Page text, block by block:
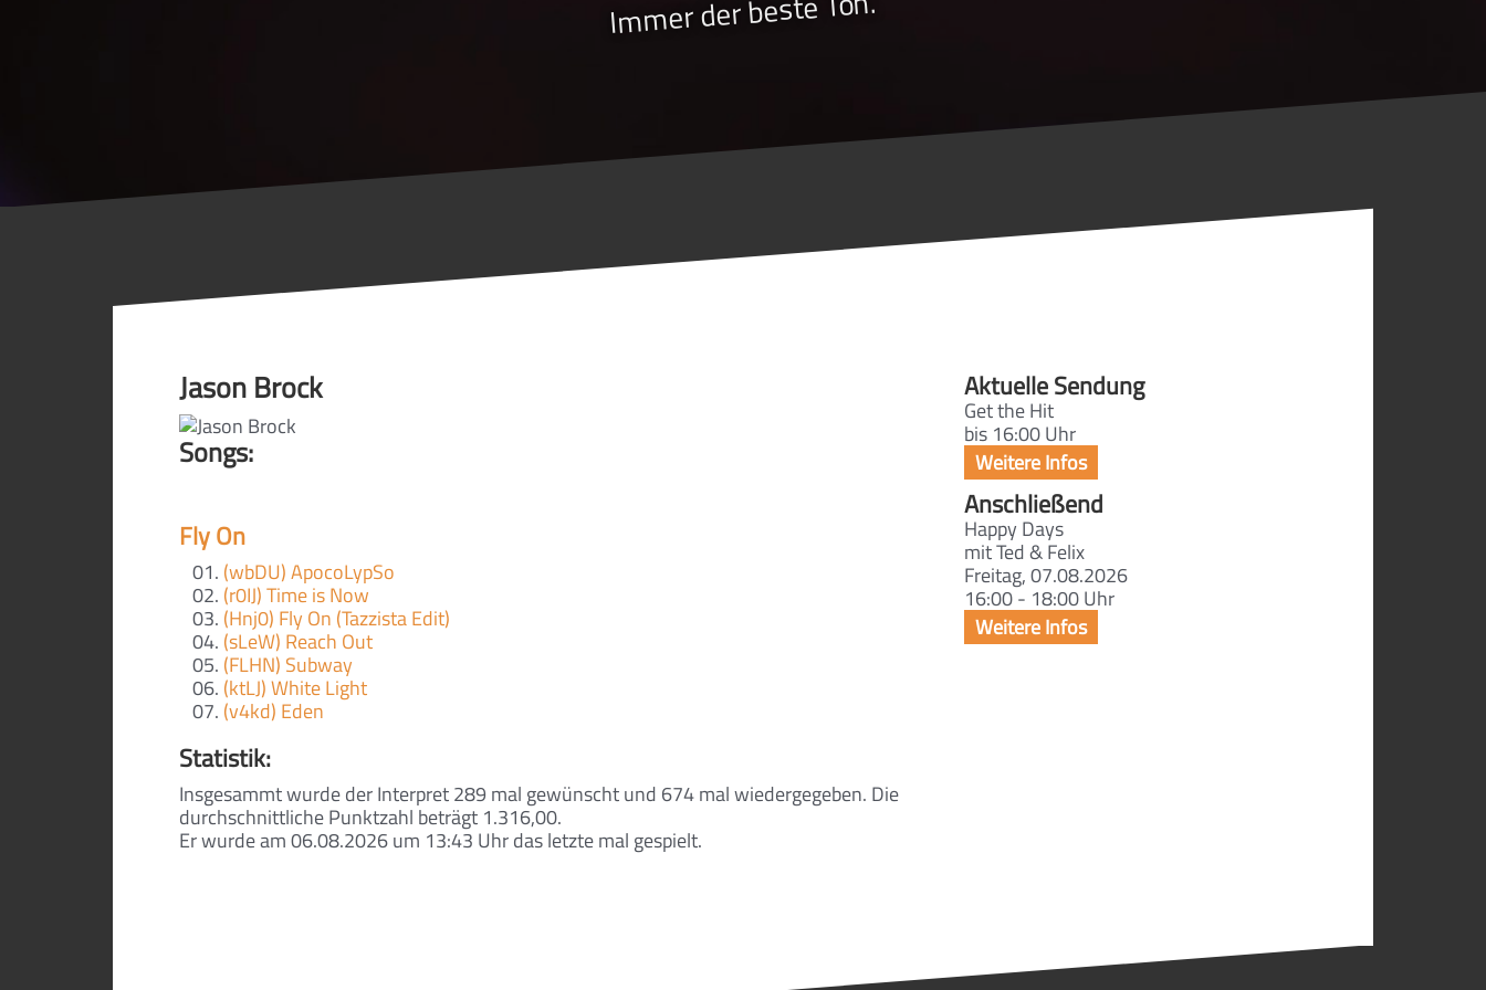
Jason Brock
Songs:
Fly On
(wbDU) ApocoLypSo
(r0IJ) Time is Now
(Hnj0) Fly On (Tazzista Edit)
(sLeW) Reach Out
(FLHN) Subway
(ktLJ) White Light
(v4kd) Eden
Statistik:
Insgesammt wurde der Interpret 289 mal gewünscht und 674 mal wiedergegeben. Die
durchschnittliche Punktzahl beträgt 1.316,00.
Er wurde am 06.08.2026 um 13:43 Uhr das letzte mal gespielt.
Aktuelle Sendung
Get the Hit
bis 16:00 Uhr
Anschließend
Happy Days
mit Ted & Felix
Freitag, 07.08.2026
16:00 - 18:00 Uhr